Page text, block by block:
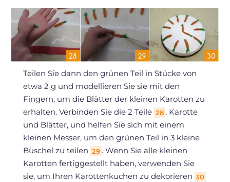
Teilen Sie dann den grünen Teil in Stücke von
etwa 2 g und modellieren Sie sie mit den
Fingern, um die Blätter der kleinen Karotten zu
erhalten. Verbinden Sie die 2 Teile 28 , Karotte
und Blätter, und helfen Sie sich mit einem
kleinen Messer, um den grünen Teil in 3 kleine
Büschel zu teilen 29 . Wenn Sie alle kleinen
Karotten fertiggestellt haben, verwenden Sie
sie, um Ihren Karottenkuchen zu dekorieren 30